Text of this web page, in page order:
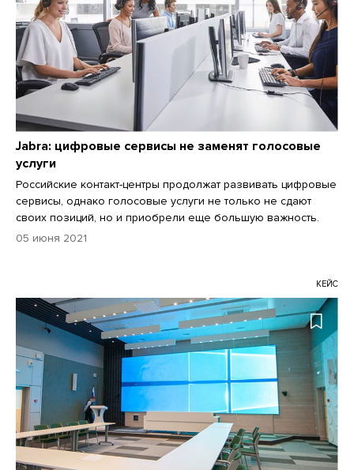
Jabra: цифровые сервисы не заменят голосовые
услуги
Российские контакт-центры продолжат развивать цифровые
сервисы, однако голосовые услуги не только не сдают
своих позиций, но и приобрели еще большую важность.
05 июня 2021
КЕЙС